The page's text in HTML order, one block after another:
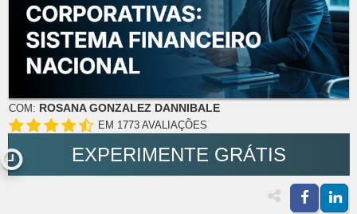
COM: ROSANA GONZALEZ DANNIBALE
EM 1773 AVALIAÇÕES
EXPERIMENTE GRÁTIS